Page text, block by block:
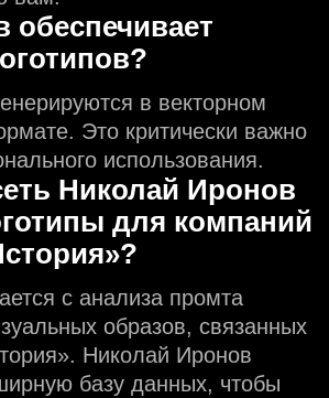
обеспечивает
в векторном
Это критически важно
использования.
Николай Иронов
для компаний
с анализа промта
образов, связанных
Николай Иронов
базу данных, чтобы